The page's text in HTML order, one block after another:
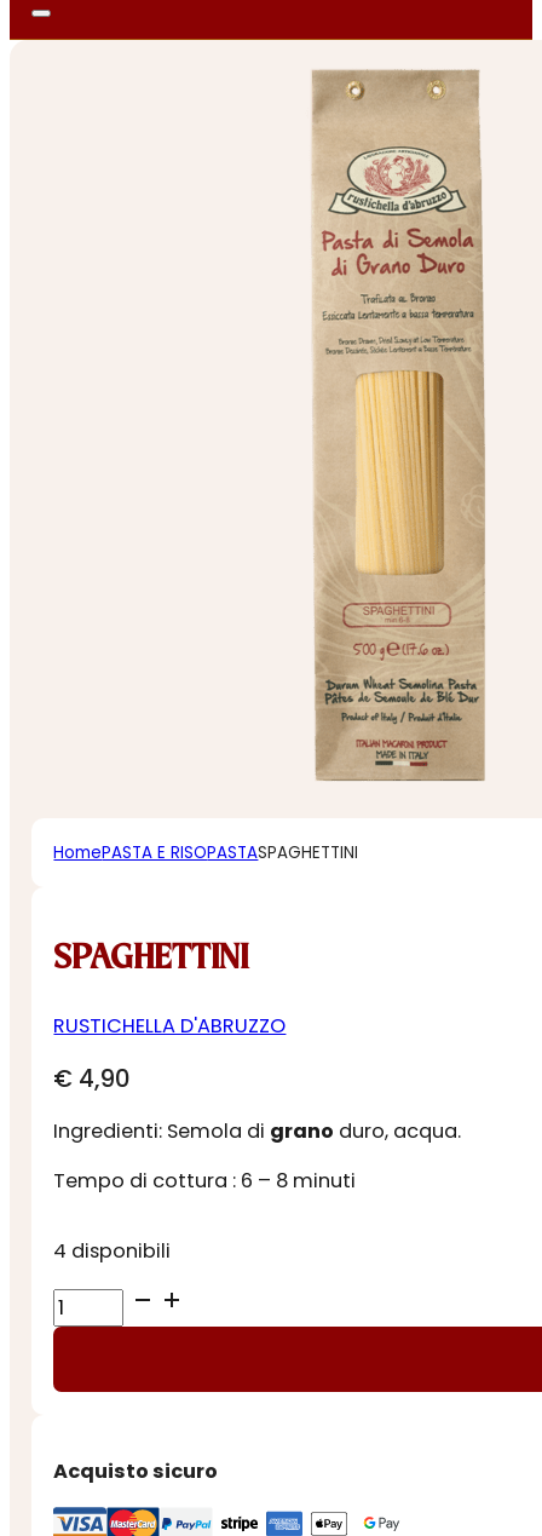
HomePASTA E RISOPASTASPAGHETTINI
SPAGHETTINI
RUSTICHELLA D'ABRUZZO
€ 4,90
Ingredienti: Semola di grano duro, acqua.
Tempo di cottura : 6 – 8 minuti
4 disponibili
SPAGHETTINI
quantità
Acquisto sicuro